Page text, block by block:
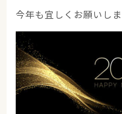
今年も宜しくお願いしま